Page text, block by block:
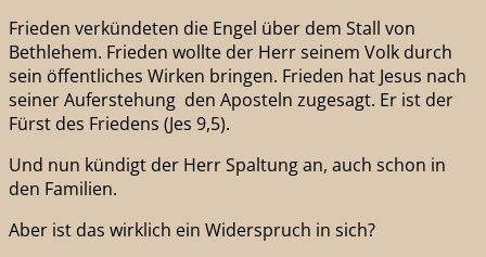
Frieden verkündeten die Engel über dem Stall von
Bethlehem. Frieden wollte der Herr seinem Volk durch
sein öffentliches Wirken bringen. Frieden hat Jesus nach
seiner Auferstehung den Aposteln zugesagt. Er ist der
Fürst des Friedens (Jes 9,5).
Und nun kündigt der Herr Spaltung an, auch schon in
den Familien.
Aber ist das wirklich ein Widerspruch in sich?